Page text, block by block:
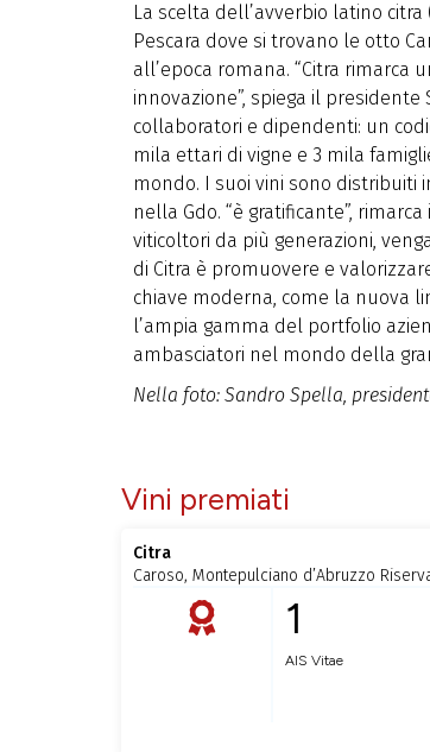
La scelta dell’avverbio latino
Pescara dove si trovano le otto
all’epoca romana. “Citra
innovazione”, spiega il
collaboratori e dipendenti: un
mila ettari di vigne e 3 mila
mondo. I suoi vini sono distribuiti
nella Gdo. “è gratificante”,
viticoltori da più generazioni,
di Citra è promuovere e
chiave moderna, come la nuova
l’ampia gamma del portfolio
ambasciatori nel mondo della
Nella foto: Sandro Spella,
Vini premiati
Citra
Caroso, Montepulciano d’Abruzzo
1
AIS Vitae